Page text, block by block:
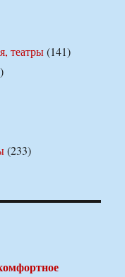
театры(141)
(233)